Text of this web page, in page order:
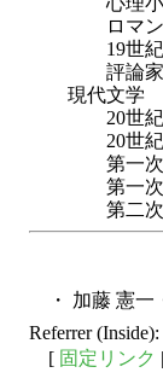
ロマンス
19世紀の
評論家と
現代文学
20世紀初
20世紀初
第一次世
第一次世
第二次世
・ 加藤 憲一
Referrer (Inside):
[ 固定リンク |